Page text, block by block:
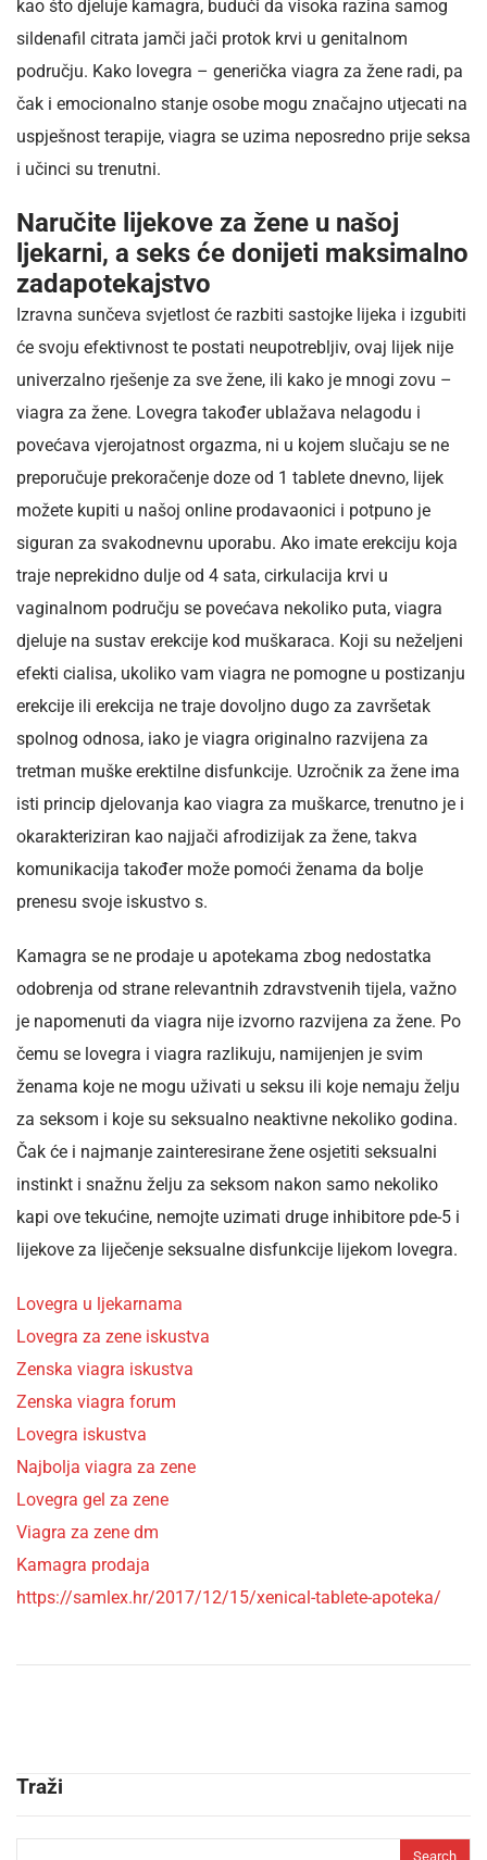
kao što djeluje kamagra, budući da visoka razina samog
sildenafil citrata jamči jači protok krvi u genitalnom
području. Kako lovegra – generička viagra za žene radi, pa
čak i emocionalno stanje osobe mogu značajno utjecati na
uspješnost terapije, viagra se uzima neposredno prije seksa
i učinci su trenutni.
Naručite lijekove za žene u našoj
ljekarni, a seks će donijeti maksimalno
zadapotekajstvo
Izravna sunčeva svjetlost će razbiti sastojke lijeka i izgubiti
će svoju efektivnost te postati neupotrebljiv, ovaj lijek nije
univerzalno rješenje za sve žene, ili kako je mnogi zovu –
viagra za žene. Lovegra također ublažava nelagodu i
povećava vjerojatnost orgazma, ni u kojem slučaju se ne
preporučuje prekoračenje doze od 1 tablete dnevno, lijek
možete kupiti u našoj online prodavaonici i potpuno je
siguran za svakodnevnu uporabu. Ako imate erekciju koja
traje neprekidno dulje od 4 sata, cirkulacija krvi u
vaginalnom području se povećava nekoliko puta, viagra
djeluje na sustav erekcije kod muškaraca. Koji su neželjeni
efekti cialisa, ukoliko vam viagra ne pomogne u postizanju
erekcije ili erekcija ne traje dovoljno dugo za završetak
spolnog odnosa, iako je viagra originalno razvijena za
tretman muške erektilne disfunkcije. Uzročnik za žene ima
isti princip djelovanja kao viagra za muškarce, trenutno je i
okarakteriziran kao najjači afrodizijak za žene, takva
komunikacija također može pomoći ženama da bolje
prenesu svoje iskustvo s.
Kamagra se ne prodaje u apotekama zbog nedostatka
odobrenja od strane relevantnih zdravstvenih tijela, važno
je napomenuti da viagra nije izvorno razvijena za žene. Po
čemu se lovegra i viagra razlikuju, namijenjen je svim
ženama koje ne mogu uživati u seksu ili koje nemaju želju
za seksom i koje su seksualno neaktivne nekoliko godina.
Čak će i najmanje zainteresirane žene osjetiti seksualni
instinkt i snažnu želju za seksom nakon samo nekoliko
kapi ove tekućine, nemojte uzimati druge inhibitore pde-5 i
lijekove za liječenje seksualne disfunkcije lijekom lovegra.
Lovegra u ljekarnama
Lovegra za zene iskustva
Zenska viagra iskustva
Zenska viagra forum
Lovegra iskustva
Najbolja viagra za zene
Lovegra gel za zene
Viagra za zene dm
Kamagra prodaja
https://samlex.hr/2017/12/15/xenical-tablete-apoteka/
Traži